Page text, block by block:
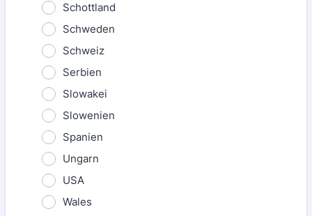
Schottland
Schweden
Schweiz
Serbien
Slowakei
Slowenien
Spanien
Ungarn
USA
Wales